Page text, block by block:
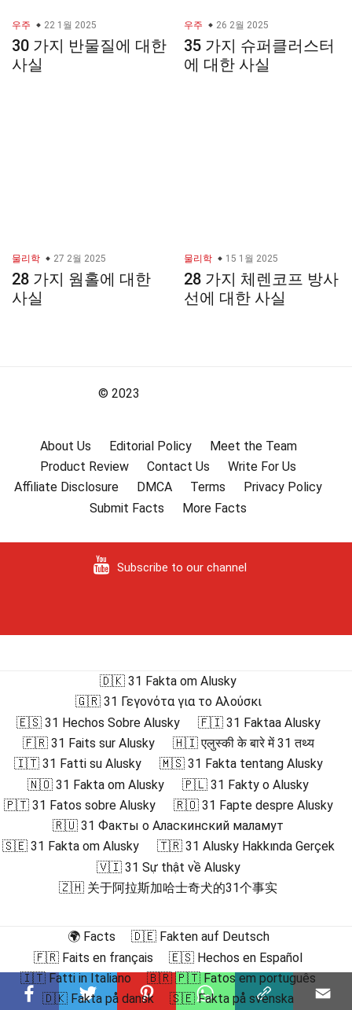
우주 22 1월 2025
30 가지 반물질에 대한
사실
우주 26 2월 2025
35 가지 슈퍼클러스터
에 대한 사실
물리학 27 2월 2025
28 가지 웜홀에 대한
사실
물리학 15 1월 2025
28 가지 체렌코프 방사
선에 대한 사실
© 2023
About Us Editorial Policy
Meet the Team
Product Review
Contact Us
Write For Us
Affiliate Disclosure
DMCA Terms
Privacy Policy
Submit Facts
More Facts
Subscribe to our channel
🇩🇰 31 Fakta om Alusky
🇬🇷 31 Γεγονότα για το Αλούσκι
🇪🇸 31 Hechos Sobre Alusky
🇫🇮 31 Faktaa Alusky
🇫🇷 31 Faits sur Alusky
🇭🇮 एलुस्की के बारे में 31 तथ्य
🇮🇹 31 Fatti su Alusky
🇲🇸 31 Fakta tentang Alusky
🇳🇴 31 Fakta om Alusky
🇵🇱 31 Fakty o Alusky
🇵🇹 31 Fatos sobre Alusky
🇷🇴 31 Fapte despre Alusky
🇷🇺 31 Факты о Аласкинский маламут
🇸🇪 31 Fakta om Alusky
🇹🇷 31 Alusky Hakkında Gerçek
🇻🇮 31 Sự thật về Alusky
🇿🇭 关于阿拉斯加哈士奇犬的31个事实
🌍 Facts
🇩🇪 Fakten auf Deutsch
🇫🇷 Faits en français
🇪🇸 Hechos en Español
🇮🇹 Fatti in Italiano
🇧🇷 🇵🇹 Fatos em português
🇩🇰 Fakta på dansk
🇸🇪 Fakta på svenska